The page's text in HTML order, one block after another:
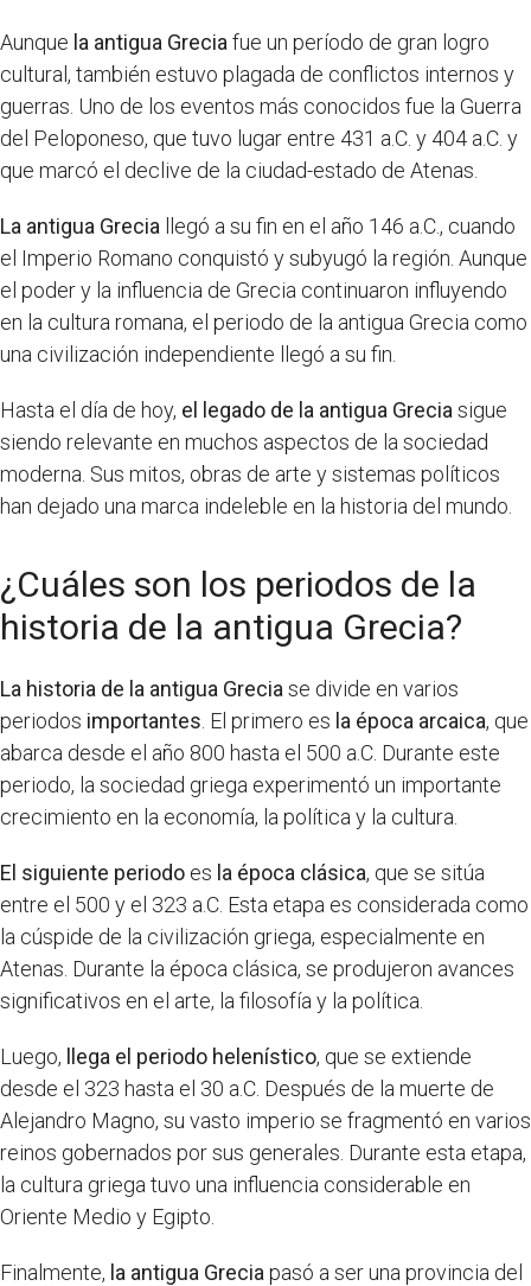
Aunque la antigua Grecia fue un período de gran logro
cultural, también estuvo plagada de conflictos internos y
guerras. Uno de los eventos más conocidos fue la Guerra
del Peloponeso, que tuvo lugar entre 431 a.C. y 404 a.C. y
que marcó el declive de la ciudad-estado de Atenas.
La antigua Grecia llegó a su fin en el año 146 a.C., cuando
el Imperio Romano conquistó y subyugó la región. Aunque
el poder y la influencia de Grecia continuaron influyendo
en la cultura romana, el periodo de la antigua Grecia como
una civilización independiente llegó a su fin.
Hasta el día de hoy, el legado de la antigua Grecia sigue
siendo relevante en muchos aspectos de la sociedad
moderna. Sus mitos, obras de arte y sistemas políticos
han dejado una marca indeleble en la historia del mundo.
¿Cuáles son los periodos de la
historia de la antigua Grecia?
La historia de la antigua Grecia se divide en varios
periodos importantes . El primero es la época arcaica, que
abarca desde el año 800 hasta el 500 a.C. Durante este
periodo, la sociedad griega experimentó un importante
crecimiento en la economía, la política y la cultura.
El siguiente periodo es la época clásica, que se sitúa
entre el 500 y el 323 a.C. Esta etapa es considerada como
la cúspide de la civilización griega, especialmente en
Atenas. Durante la época clásica, se produjeron avances
significativos en el arte, la filosofía y la política.
Luego, llega el periodo helenístico, que se extiende
desde el 323 hasta el 30 a.C. Después de la muerte de
Alejandro Magno, su vasto imperio se fragmentó en varios
reinos gobernados por sus generales. Durante esta etapa,
la cultura griega tuvo una influencia considerable en
Oriente Medio y Egipto.
Finalmente, la antigua Grecia pasó a ser una provincia del